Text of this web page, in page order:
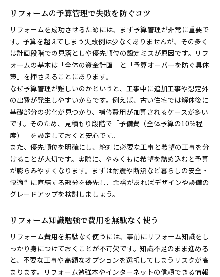
リフォームの予算管理で失敗を防ぐコツ
リフォームを成功させるためには、まず予算管理が非常に重要で
す。予算を超えてしまう失敗例は少なくありませんが、その多く
は計画段階での見落としや優先順位の設定ミスが原因です。リフ
ォームの基本は「全体の資金計画」と「予算オーバーを防ぐ具体
策」を押さえることにあります。
なぜ予算管理が難しいのかというと、工事中に追加工事や想定外
の出費が発生しやすいからです。例えば、古い住宅では解体後に
基礎部分の劣化が見つかり、補修費用が加算されるケースが多い
です。そのため、見積もり段階で「予備費（全体予算の10％程
度）」を設定しておくと安心です。
また、優先順位を明確にし、絶対に必要な工事と希望の工事を分
けることが大切です。実際に、やみくもに希望を詰め込むと予算
が膨らみやすくなります。まずは耐震や断熱など暮らしの安全・
快適性に直結する部分を優先し、余裕があればデザインや設備の
グレードアップを検討しましょう。
リフォーム知識勉強で費用を無駄なく使う
リフォーム費用を無駄なく使うには、事前にリフォーム知識をし
っかり身につけておくことが不可欠です。知識不足のまま進める
と、不要な工事や高額なオプションを選択してしまうリスクが高
まります。リフォーム勉強本やインターネットの信頼できる情報